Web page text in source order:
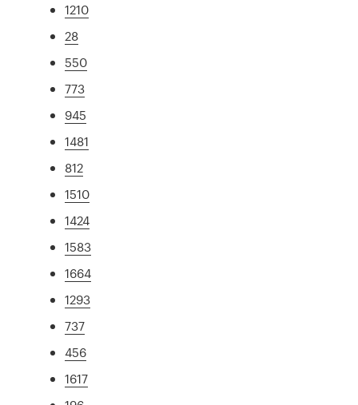
1210
28
550
773
945
1481
812
1510
1424
1583
1664
1293
737
456
1617